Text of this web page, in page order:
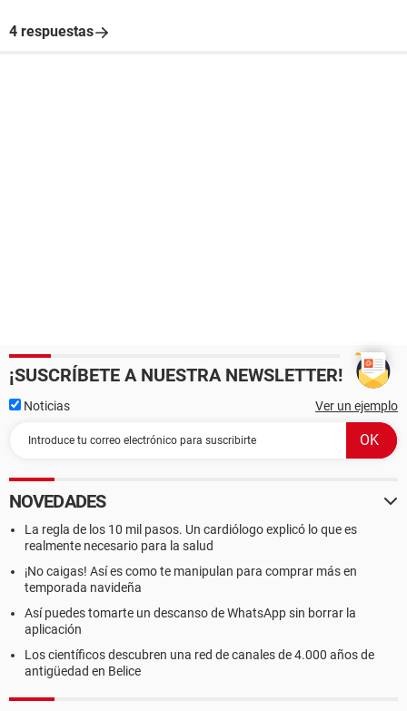
4 respuestas
¡SUSCRÍBETE A NUESTRA NEWSLETTER!
Noticias Ver un ejemplo
NOVEDADES
La regla de los 10 mil pasos. Un cardiólogo explicó lo que es
realmente necesario para la salud
¡No caigas! Así es como te manipulan para comprar más en
temporada navideña
Así puedes tomarte un descanso de WhatsApp sin borrar la
aplicación
Los científicos descubren una red de canales de 4.000 años de
antigüedad en Belice